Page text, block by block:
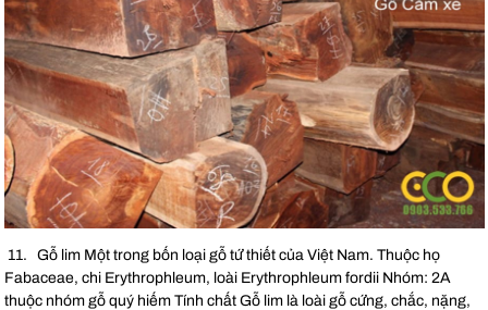
11. Gỗ lim Một trong bốn loại gỗ tứ thiết của Việt Nam. Thuộc họ
Fabaceae, chi Erythrophleum, loài Erythrophleum fordii Nhóm: 2A
thuộc nhóm gỗ quý hiếm Tính chất Gỗ lim là loài gỗ cứng, chắc, nặng,